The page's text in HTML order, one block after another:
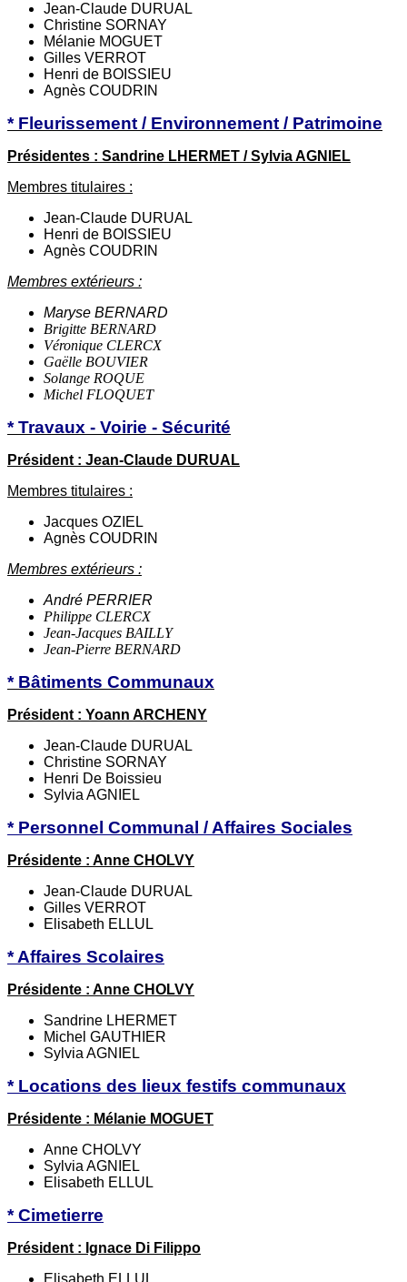
Jean-Claude DURUAL
Christine SORNAY
Mélanie MOGUET
Gilles VERROT
Henri de BOISSIEU
Agnès COUDRIN
* Fleurissement / Environnement / Patrimoine
Présidentes : Sandrine LHERMET / Sylvia AGNIEL
Membres titulaires :
Jean-Claude DURUAL
Henri de BOISSIEU
Agnès COUDRIN
Membres extérieurs :
Maryse BERNARD
Brigitte BERNARD
Véronique CLERCX
Gaëlle BOUVIER
Solange ROQUE
Michel FLOQUET
* Travaux - Voirie - Sécurité
Président : Jean-Claude DURUAL
Membres titulaires :
Jacques OZIEL
Agnès COUDRIN
Membres extérieurs :
André PERRIER
Philippe CLERCX
Jean-Jacques BAILLY
Jean-Pierre BERNARD
* Bâtiments Communaux
Président : Yoann ARCHENY
Jean-Claude DURUAL
Christine SORNAY
Henri De Boissieu
Sylvia AGNIEL
* Personnel Communal / Affaires Sociales
Présidente : Anne CHOLVY
Jean-Claude DURUAL
Gilles VERROT
Elisabeth ELLUL
* Affaires Scolaires
Présidente : Anne CHOLVY
Sandrine LHERMET
Michel GAUTHIER
Sylvia AGNIEL
* Locations des lieux festifs communaux
Présidente : Mélanie MOGUET
Anne CHOLVY
Sylvia AGNIEL
Elisabeth ELLUL
* Cimetierre
Président : Ignace Di Filippo